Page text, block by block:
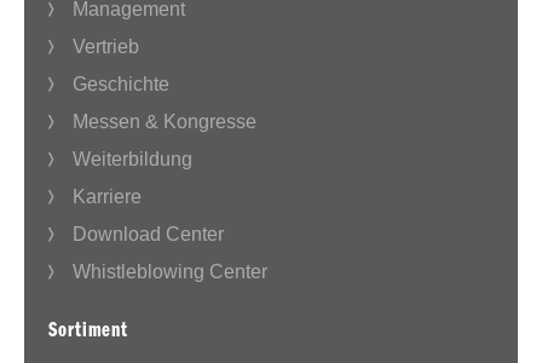
Management
Vertrieb
Geschichte
Messen & Kongresse
Weiterbildung
Karriere
Download Center
Whistleblowing Center
Sortiment